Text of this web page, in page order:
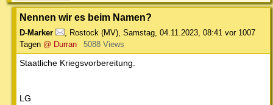
Nennen wir es beim Namen?
D-Marker Rostock (MV) Samstag, 04.11.2023, 08:41 vor 1007
Tagen @ Durran 5088 Views
Staatliche Kriegsvorbereitung.
LG